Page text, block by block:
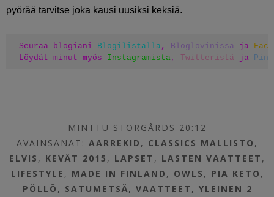
pyörää tarvitse joka kausi uusiksi keksiä.
Seuraa blogiani Blogilistalla, Bloglovinissa ja
Löydät minut myös Instagramista, Twitteristä ja
MINTTU STORGÅRDS 20:12
AVAINSANAT:AARREKID , CLASSICS MALLISTO ,
ELVIS , KEVÄT 2015 , LAPSET , LASTEN VAATTEET ,
LIFESTYLE , MADE IN FINLAND , OWLS , PIA KETO ,
PÖLLÖ , SATUMETSÄ, VAATTEET , YLEINEN 2